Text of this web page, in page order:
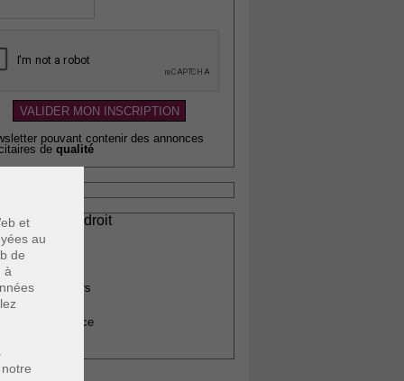
et
au
de
à
pouvant contenir des annonces
de qualité
du droit
immobiliers
de justice